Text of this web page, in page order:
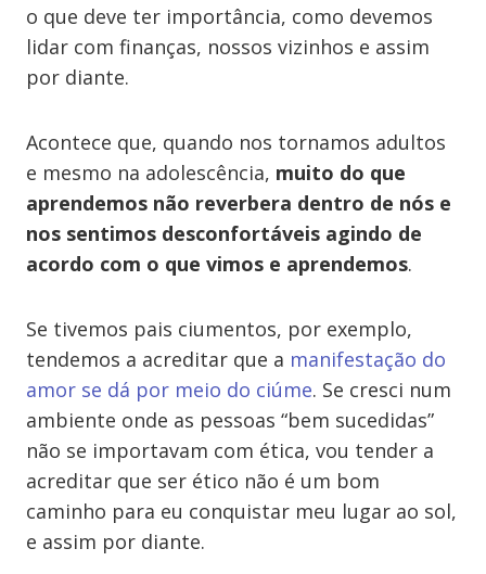
o que deve ter importância, como devemos
lidar com finanças, nossos vizinhos e assim
por diante.
Acontece que, quando nos tornamos adultos
e mesmo na adolescência, muito do que
aprendemos não reverbera dentro de nós e
nos sentimos desconfortáveis agindo de
acordo com o que vimos e aprendemos.
Se tivemos pais ciumentos, por exemplo,
tendemos a acreditar que a manifestação do
amor se dá por meio do ciúme. Se cresci num
ambiente onde as pessoas “bem sucedidas”
não se importavam com ética, vou tender a
acreditar que ser ético não é um bom
caminho para eu conquistar meu lugar ao sol,
e assim por diante.